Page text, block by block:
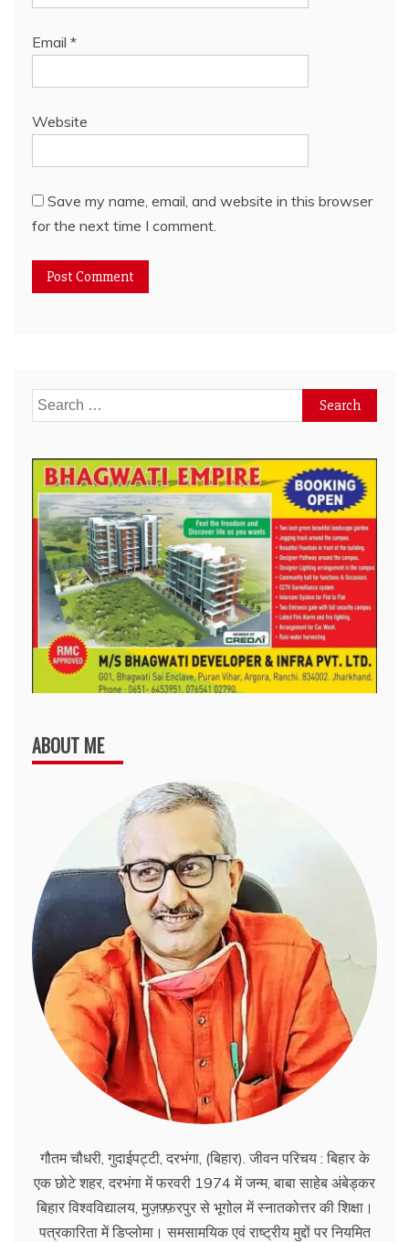
Email *
Website
Save my name, email, and website in this browser
for the next time I comment.
Search
for:
ABOUT ME
गौतम चौधरी, गुदाईपट्टी, दरभंगा, (बिहार). जीवन परिचय : बिहार के
एक छोटे शहर, दरभंगा में फरवरी 1974 में जन्म, बाबा साहेब अंबेड्कर
बिहार विश्वविद्यालय, मुज़फ़्फ़रपुर से भूगोल में स्नातकोत्तर की शिक्षा।
पत्रकारिता में डिप्लोमा। समसामयिक एवं राष्ट्रीय मुद्दों पर नियमित